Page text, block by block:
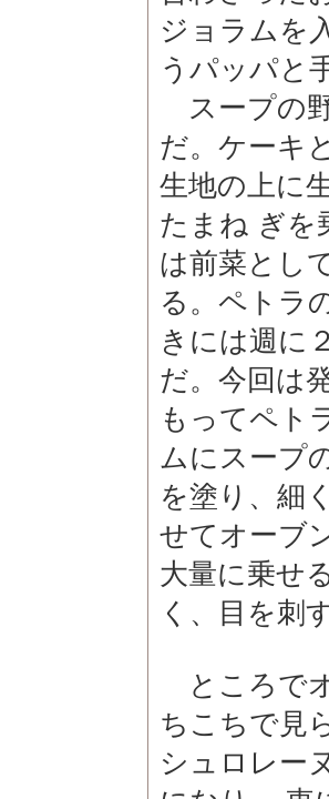
ジョラムを
うパッパと
スープの
だ。ケーキ
生地の上に
たまね ぎを
は前菜とし
る。ペトラ
きには週に
だ。今回は
もってペト
ムにスープ
を塗り、細
せてオーブ
大量に乗せ
く、目を刺
ところで
ちこちで見
シュロレー